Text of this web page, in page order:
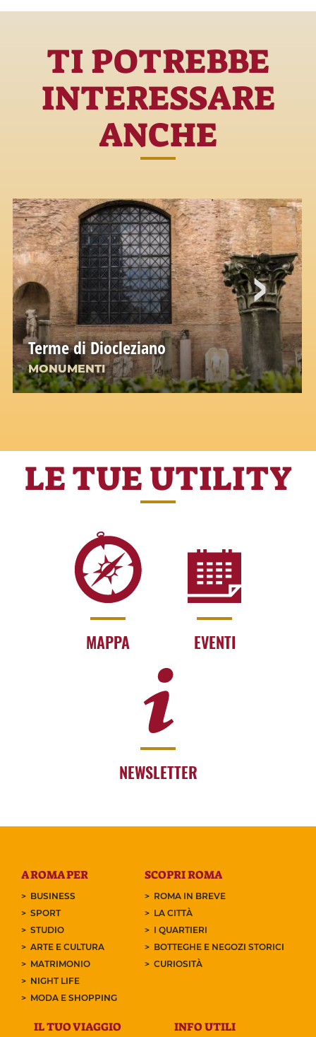
TI POTREBBE
INTERESSARE
ANCHE
Terme di Diocleziano
MONUMENTI
LE TUE UTILITY
MAPPA EVENTI
NEWSLETTER
A ROMA PER
BUSINESS
SPORT
STUDIO
ARTE E CULTURA
MATRIMONIO
NIGHT LIFE
MODA E SHOPPING
SCOPRI ROMA
ROMA IN BREVE
LA CITTÀ
I QUARTIERI
BOTTEGHE E NEGOZI STORICI
CURIOSITÀ
IL TUO VIAGGIO INFO UTILI